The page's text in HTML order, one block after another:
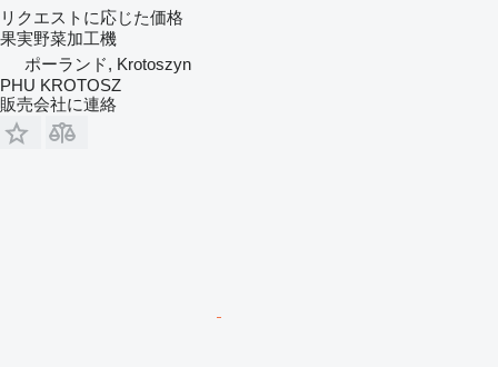
リクエストに応じた価格
果実野菜加工機
ポーランド, Krotoszyn
PHU KROTOSZ
販売会社に連絡